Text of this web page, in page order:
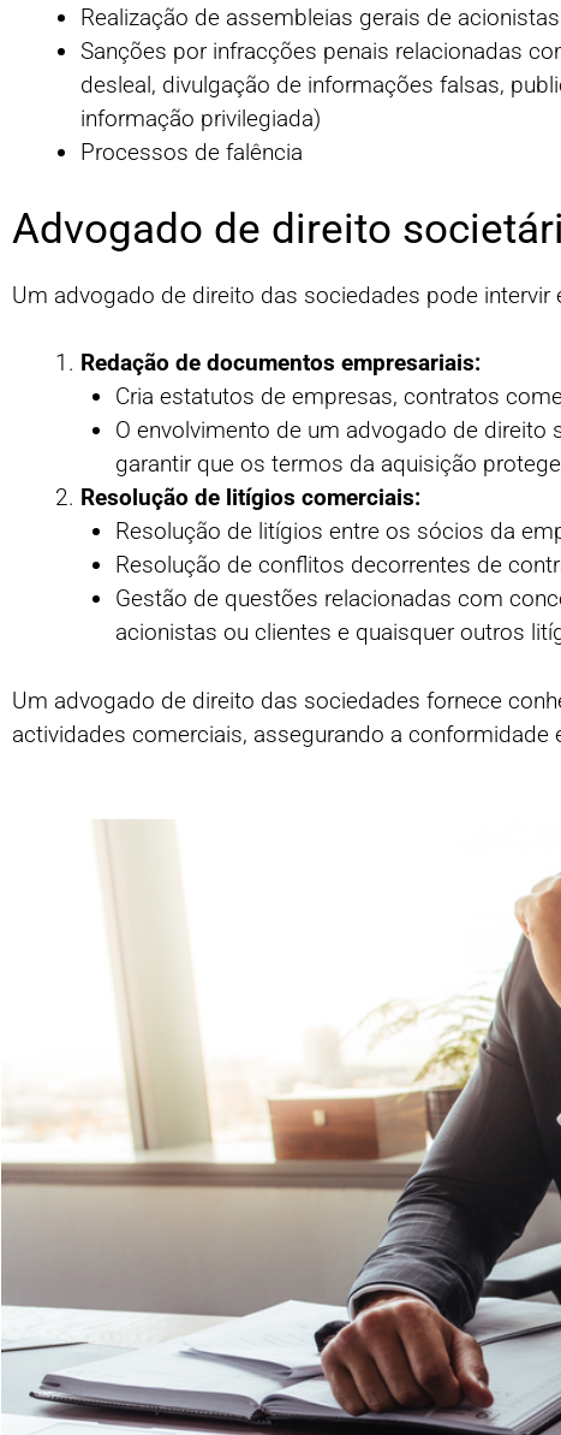
Realização de assembleias gerais de acionistas
Sanções por infracções penais relacionadas
desleal, divulgação de informações falsas,
informação privilegiada)
Processos de falência
Advogado de direito
Um advogado de direito das sociedades pode intervir
Redação de documentos empresariais:
Cria estatutos de empresas, contratos
O envolvimento de um advogado de
garantir que os termos da aquisição
Resolução de litígios comerciais:
Resolução de litígios entre os sócios da
Resolução de conflitos decorrentes de
Gestão de questões relacionadas com
acionistas ou clientes e quaisquer outros
Um advogado de direito das sociedades fornece
actividades comerciais, assegurando a